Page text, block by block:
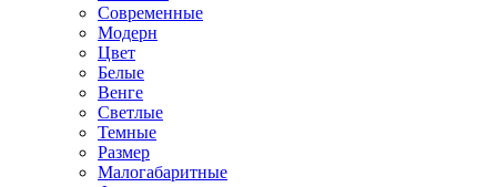
Современные
Модерн
Цвет
Белые
Венге
Светлые
Темные
Размер
Малогабаритные